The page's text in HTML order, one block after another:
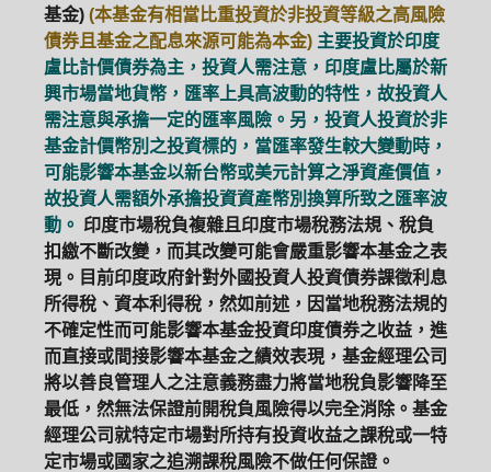
基金) (本基金有相當比重投資於非投資等級之高風險
債券且基金之配息來源可能為本金) 主要投資於印度
盧比計價債券為主，投資人需注意，印度盧比屬於新
興市場當地貨幣，匯率上具高波動的特性，故投資人
需注意與承擔一定的匯率風險。另，投資人投資於非
基金計價幣別之投資標的，當匯率發生較大變動時，
可能影響本基金以新台幣或美元計算之淨資產價值，
故投資人需額外承擔投資資產幣別換算所致之匯率波
動。 印度市場稅負複雜且印度市場稅務法規、稅負
扣繳不斷改變，而其改變可能會嚴重影響本基金之表
現。目前印度政府針對外國投資人投資債券課徵利息
所得稅、資本利得稅，然如前述，因當地稅務法規的
不確定性而可能影響本基金投資印度債券之收益，進
而直接或間接影響本基金之績效表現，基金經理公司
將以善良管理人之注意義務盡力將當地稅負影響降至
最低，然無法保證前開稅負風險得以完全消除。基金
經理公司就特定市場對所持有投資收益之課稅或一特
定市場或國家之追溯課稅風險不做任何保證。